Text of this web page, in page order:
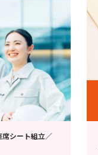
席シート組立／